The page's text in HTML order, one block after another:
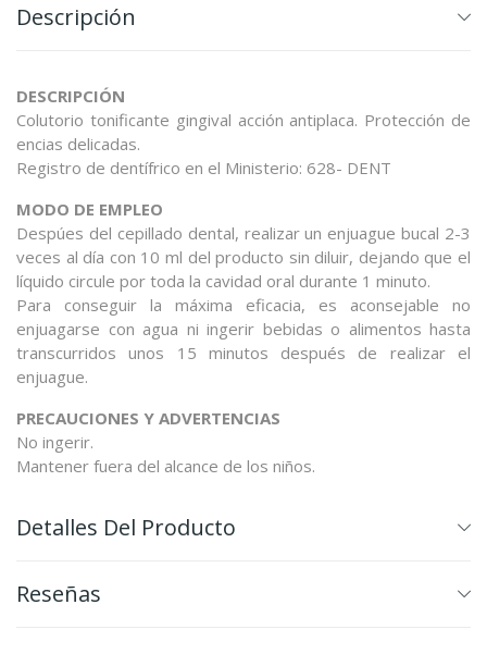
Descripción
DESCRIPCIÓN
Colutorio tonificante gingival acción antiplaca. Protección de
encias delicadas.
Registro de dentífrico en el Ministerio: 628- DENT
MODO DE EMPLEO
Despúes del cepillado dental, realizar un enjuague bucal 2-3
veces al día con 10 ml del producto sin diluir, dejando que el
líquido circule por toda la cavidad oral durante 1 minuto.
Para conseguir la máxima eficacia, es aconsejable no
enjuagarse con agua ni ingerir bebidas o alimentos hasta
transcurridos unos 15 minutos después de realizar el
enjuague.
PRECAUCIONES Y ADVERTENCIAS
No ingerir.
Mantener fuera del alcance de los niños.
Detalles Del Producto
Reseñas